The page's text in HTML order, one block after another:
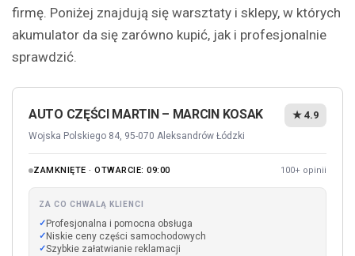
firmę. Poniżej znajdują się warsztaty i sklepy, w których
akumulator da się zarówno kupić, jak i profesjonalnie
sprawdzić.
AUTO CZĘŚCI MARTIN – MARCIN KOSAK
Wojska Polskiego 84, 95-070 Aleksandrów Łódzki
★ 4.9
ZAMKNIĘTE · OTWARCIE: 09:00 100+ opinii
ZA CO CHWALĄ KLIENCI
Profesjonalna i pomocna obsługa
Niskie ceny części samochodowych
Szybkie załatwianie reklamacji